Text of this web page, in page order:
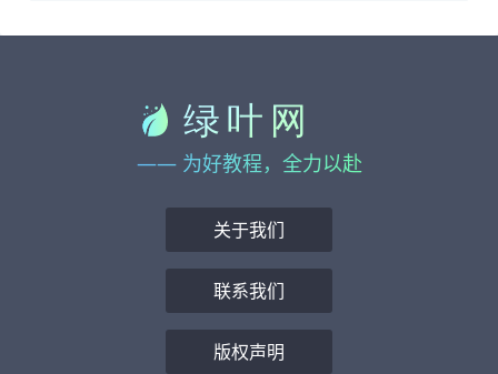
—— 为好教程，全力以赴
关于我们
联系我们
版权声明